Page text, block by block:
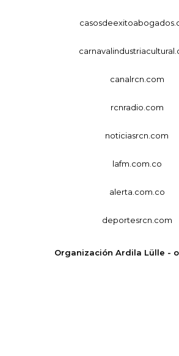
canalrcn.com
rcnradio.com
noticiasrcn.com
lafm.com.co
alerta.com.co
deportesrcn.com
Organización Ardila Lülle -